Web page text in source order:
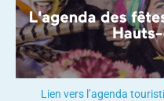
Lien vers l’agenda